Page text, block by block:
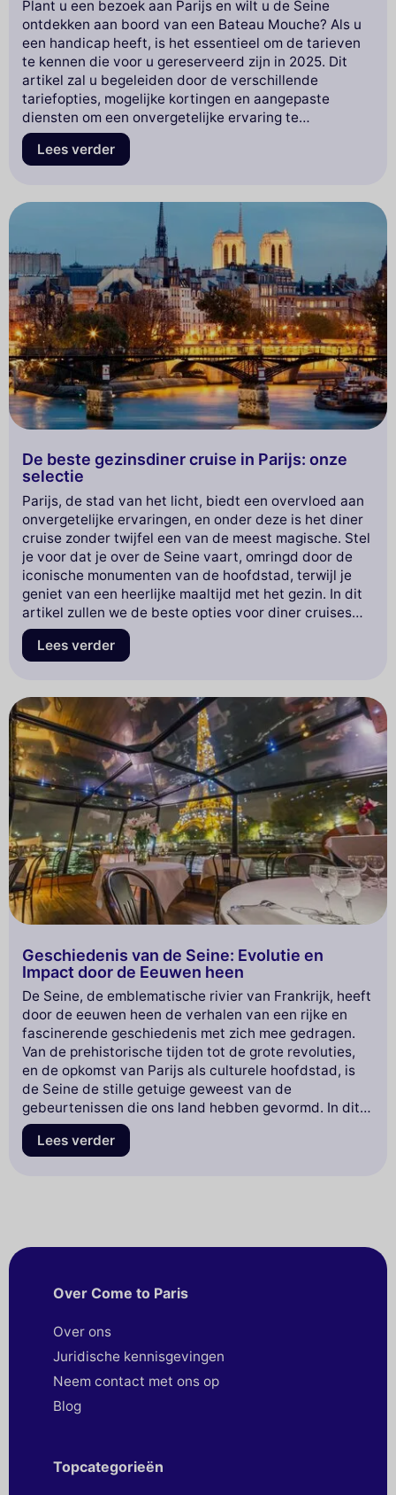
Plant u een bezoek aan Parijs en wilt u de Seine
ontdekken aan boord van een Bateau Mouche? Als u
een handicap heeft, is het essentieel om de tarieven
te kennen die voor u gereserveerd zijn in 2025. Dit
artikel zal u begeleiden door de verschillende
tariefopties, mogelijke kortingen en aangepaste
diensten om een onvergetelijke ervaring te
garanderen. Duik in onze verkenning van de Bateaux
Mouches en ontdek hoe u ten volle kunt genieten van
informatie niet die uw verblijf in Parijs nog specialer
Lees verder
De beste gezinsdiner cruise in Parijs: onze
selectie
Parijs, de stad van het licht, biedt een overvloed aan
onvergetelijke ervaringen, en onder deze is het diner
cruise zonder twijfel een van de meest magische. Stel
je voor dat je over de Seine vaart, omringd door de
iconische monumenten van de hoofdstad, terwijl je
geniet van een heerlijke maaltijd met het gezin. In dit
artikel zullen we de beste opties voor diner cruises
voor gezinnen verkennen, met een focus op
gevarieerde menu's, boeiende entertainment en
omtoveren tot een memorabele avontuur in het hart
van Parijs. Mis deze tips niet om de ervaring te kiezen
die zowel jong als oud zal verrukken!
Lees verder
Geschiedenis van de Seine: Evolutie en
Impact door de Eeuwen heen
De Seine, de emblematische rivier van Frankrijk, heeft
door de eeuwen heen de verhalen van een rijke en
fascinerende geschiedenis met zich mee gedragen.
Van de prehistorische tijden tot de grote revoluties,
en de opkomst van Parijs als culturele hoofdstad, is
de Seine de stille getuige geweest van de
gebeurtenissen die ons land hebben gevormd. In dit
artikel nodigen we je uit om je onder te dompelen in
de kronkels van zijn geschiedenis, de legendes die het
Lees verder
Over Come to Paris
Over ons
Juridische kennisgevingen
Neem contact met ons op
Blog
Topcategorieën